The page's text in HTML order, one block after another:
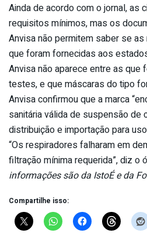
Ainda de acordo com o jornal, as
requisitos mínimos, mas os
Anvisa não permitem saber se
que foram fornecidas aos
Anvisa não aparece entre as que
testes, e que máscaras do tipo
Anvisa confirmou que a marca
sanitária válida de suspensão de
distribuição e importação para
“Os respiradores falharam em
filtração mínima requerida”, diz o
informações são da IstoÉ e da
Compartilhe isso: